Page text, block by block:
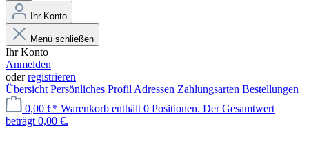
Ihr Konto
Menü schließen
Ihr Konto
Anmelden
oderregistrieren
Übersicht Persönliches Profil Adressen Zahlungsarten Bestellungen
0,00 €* Warenkorb enthält 0 Positionen. Der Gesamtwert
beträgt 0,00 €.